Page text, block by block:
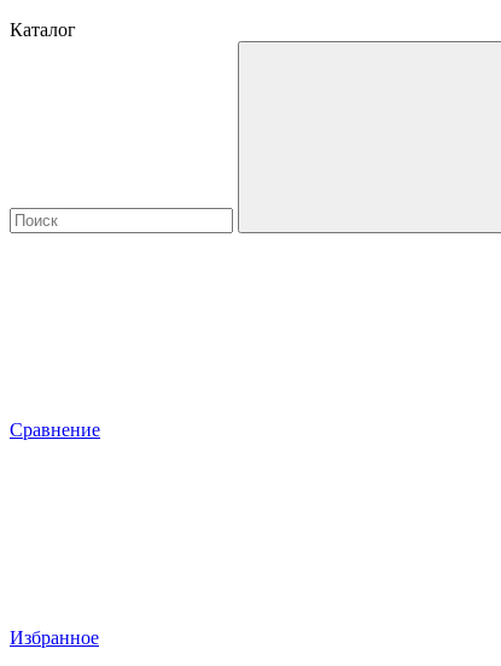
Каталог
Сравнение
Избранное